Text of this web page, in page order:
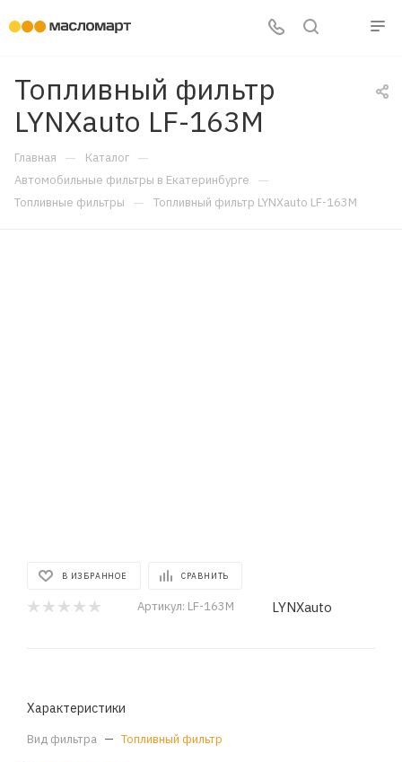
Топливный фильтр
LYNXauto LF-163M
Главная — Каталог —
Автомобильные фильтры в Екатеринбурге —
Топливные фильтры — Топливный фильтр LYNXauto LF-163M
В ИЗБРАННОЕ СРАВНИТЬ
Артикул: LF-163M LYNXauto
Характеристики
Вид фильтра — Топливный фильтр